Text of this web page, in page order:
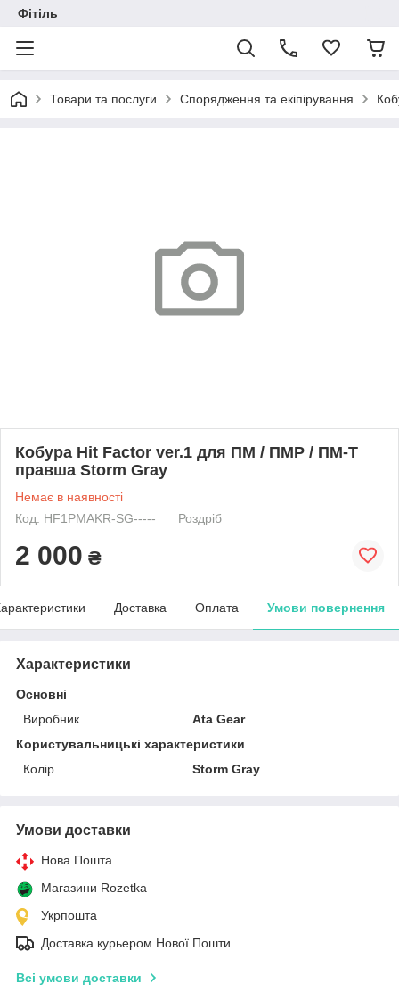
Фітіль
Товари та послуги Спорядження та екіпірування
Кобура Hit Factor ver.1 для ПМ / ПМР / ПМ-Т
правша Storm Gray
Немає в наявності
Код: HF1PMAKR-SG-----
Роздріб
2 000 ₴
Доставка Оплата Умови повернення
Характеристики
Основні
Виробник
Ata Gear
Користувальницькі характеристики
Колір
Storm Gray
Умови доставки
Нова Пошта
Магазини Rozetka
Укрпошта
Доставка курьером Нової Пошти
Всі умови доставки